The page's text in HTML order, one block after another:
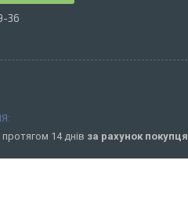
36
14 днів за рахунок покупця